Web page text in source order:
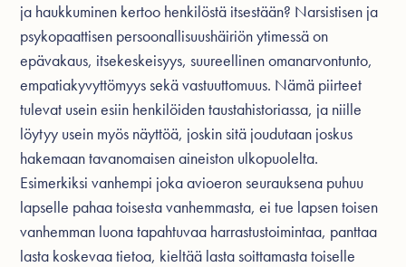
ja haukkuminen kertoo henkilöstä itsestään? Narsistisen ja
psykopaattisen persoonallisuushäiriön ytimessä on
epävakaus, itsekeskeisyys, suureellinen omanarvontunto,
empatiakyvyttömyys sekä vastuuttomuus. Nämä piirteet
tulevat usein esiin henkilöiden taustahistoriassa, ja niille
löytyy usein myös näyttöä, joskin sitä joudutaan joskus
hakemaan tavanomaisen aineiston ulkopuolelta.
Esimerkiksi vanhempi joka avioeron seurauksena puhuu
lapselle pahaa toisesta vanhemmasta, ei tue lapsen toisen
vanhemman luona tapahtuvaa harrastustoimintaa, panttaa
lasta koskevaa tietoa, kieltää lasta soittamasta toiselle